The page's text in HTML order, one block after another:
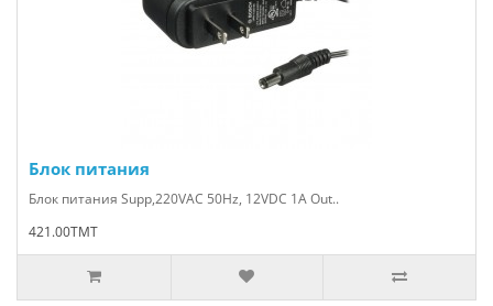
Блок питания
Блок питания Supp,220VAC 50Hz, 12VDC 1A Out..
421.00TMT